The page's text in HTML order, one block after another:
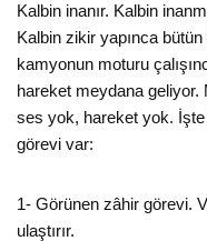
Kalbin inanır. Kalbin
Kalbin zikir yapınca
kamyonun moturu
hareket meydana geliyor.
ses yok, hareket yok. İşte
görevi var:
1- Görünen zâhir görevi.
ulaştırır.